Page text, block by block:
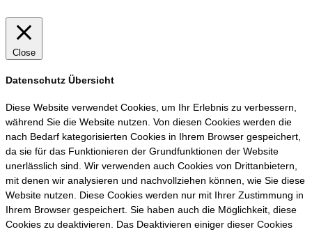
Close
Datenschutz Übersicht
Diese Website verwendet Cookies, um Ihr Erlebnis zu verbessern,
während Sie die Website nutzen. Von diesen Cookies werden die
nach Bedarf kategorisierten Cookies in Ihrem Browser gespeichert,
da sie für das Funktionieren der Grundfunktionen der Website
unerlässlich sind. Wir verwenden auch Cookies von Drittanbietern,
mit denen wir analysieren und nachvollziehen können, wie Sie diese
Website nutzen. Diese Cookies werden nur mit Ihrer Zustimmung in
Ihrem Browser gespeichert. Sie haben auch die Möglichkeit, diese
Cookies zu deaktivieren. Das Deaktivieren einiger dieser Cookies